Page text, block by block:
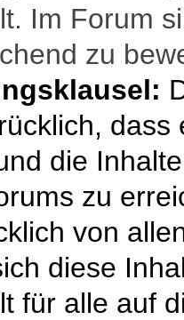
Im Forum
zu
die
zu
von
diese
für alle auf